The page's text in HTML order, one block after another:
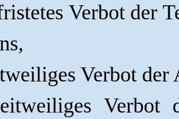
Verbot der
Verbot
Verbot